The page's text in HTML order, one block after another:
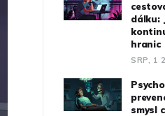
dálku:
hranic
SRP, 1
smysl